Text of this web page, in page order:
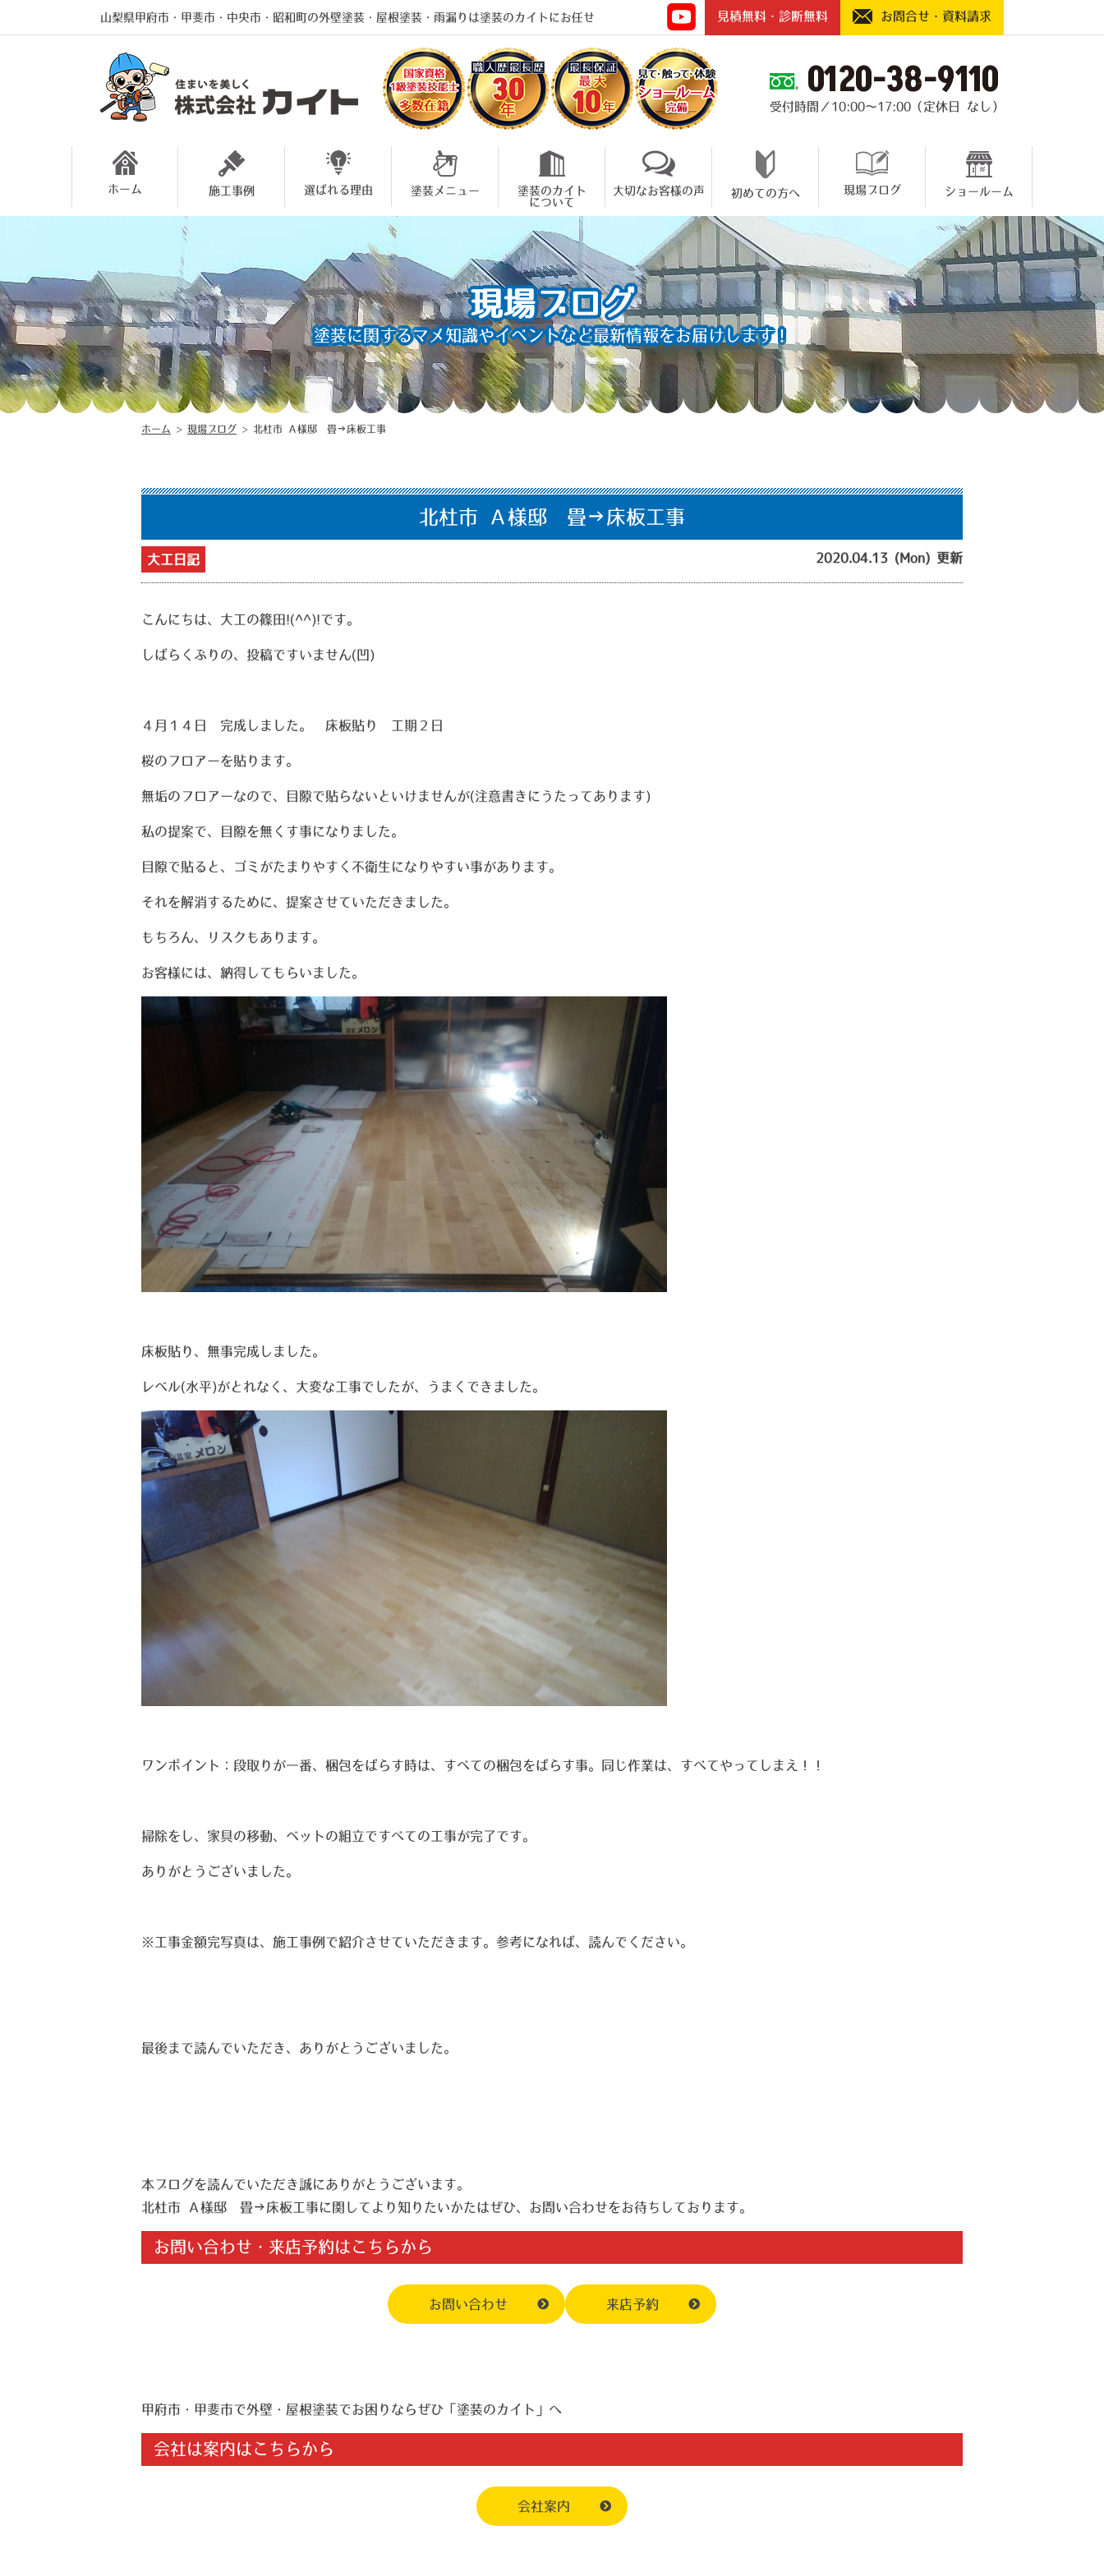
山梨県甲府市・甲斐市・中央市・昭和町の外壁塗装・屋根塗装・雨漏りは塗装のカイトにお任せ 見積無料・診断無料 お問合せ・資料請求
0120-38-9110
受付時間／10:00～17:00（定休日 なし）
ホーム 施工事例 選ばれる理由 塗装メニュー
塗装のカイト
について
大切なお客様の声 初めての方へ 現場ブログ ショールーム
現場ブログ
塗装に関するマメ知識やイベントなど最新情報をお届けします！
ホーム > 現場ブログ > 北杜市 Ａ様邸 畳→床板工事
北杜市 Ａ様邸 畳→床板工事
大工日記 2020.04.13 (Mon) 更新
こんにちは、大工の篠田!(^^)!です。
しばらくぶりの、投稿ですいません(凹)
４月１４日 完成しました。 床板貼り 工期２日
桜のフロアーを貼ります。
無垢のフロアーなので、目隙で貼らないといけませんが(注意書きにうたってあります)
私の提案で、目隙を無くす事になりました。
目隙で貼ると、ゴミがたまりやすく不衛生になりやすい事があります。
それを解消するために、提案させていただきました。
もちろん、リスクもあります。
お客様には、納得してもらいました。
床板貼り、無事完成しました。
レベル(水平)がとれなく、大変な工事でしたが、うまくできました。
ワンポイント：段取りが一番、梱包をばらす時は、すべての梱包をばらす事。同じ作業は、すべてやってしまえ！！
掃除をし、家具の移動、ベットの組立ですべての工事が完了です。
ありがとうございました。
※工事金額完写真は、施工事例で紹介させていただきます。参考になれば、読んでください。
最後まで読んでいただき、ありがとうございました。
本ブログを読んでいただき誠にありがとうございます。
北杜市 Ａ様邸 畳→床板工事に関してより知りたいかたはぜひ、お問い合わせをお待ちしております。
お問い合わせ・来店予約はこちらから
お問い合わせ 来店予約
甲府市・甲斐市で外壁・屋根塗装でお困りならぜひ「塗装のカイト」へ
会社は案内はこちらから
会社案内